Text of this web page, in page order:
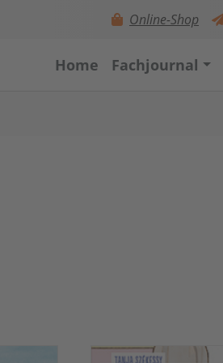
Online-Shop
Home Fachjournal